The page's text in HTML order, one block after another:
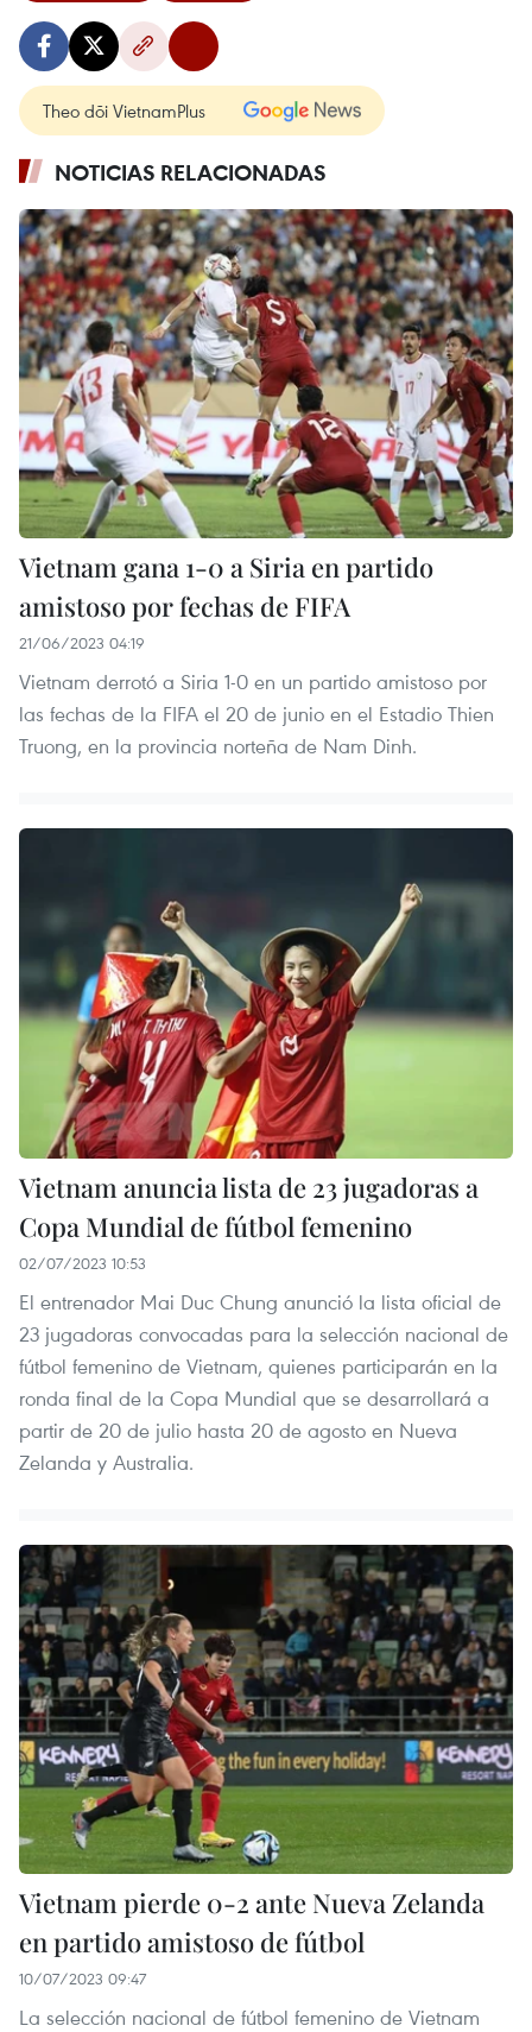
Theo dõi VietnamPlus
NOTICIAS RELACIONADAS
Vietnam gana 1-0 a Siria en partido
amistoso por fechas de FIFA
21/06/2023 04:19
Vietnam derrotó a Siria 1-0 en un partido amistoso por
las fechas de la FIFA el 20 de junio en el Estadio Thien
Truong, en la provincia norteña de Nam Dinh.
Vietnam anuncia lista de 23 jugadoras a
Copa Mundial de fútbol femenino
02/07/2023 10:53
El entrenador Mai Duc Chung anunció la lista oficial de
23 jugadoras convocadas para la selección nacional de
fútbol femenino de Vietnam, quienes participarán en la
ronda final de la Copa Mundial que se desarrollará a
partir de 20 de julio hasta 20 de agosto en Nueva
Zelanda y Australia.
Vietnam pierde 0-2 ante Nueva Zelanda
en partido amistoso de fútbol
10/07/2023 09:47
La selección nacional de fútbol femenino de Vietnam